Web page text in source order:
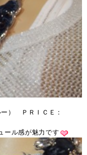
） ＰＲＩＣＥ：
ール感が魅力です